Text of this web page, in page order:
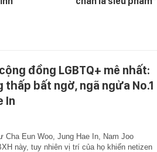
đồng LGBTQ+ mê nhất:
thấp bất ngờ, ngã ngửa No.1
In
Cha Eun Woo, Jung Hae In, Nam Joo
này, tuy nhiên vị trí của họ khiến netizen